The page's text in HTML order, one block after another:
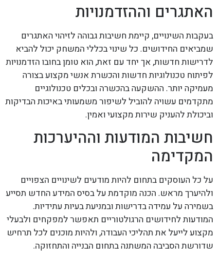
האתגרים וההזדמנויות
בעקבות השינויים, קיימת חשיבות גבוהה לזיהוי האתגרים
שמביאים החידושים. כל שינוי בכללי המשחק יכול להביא
לדרישות חדשות, אך יחד עם זאת, הוא טומן בחובו הזדמנויות
לפיתוח טכנולוגיות חדשות והכשרת אנשי מקצוע בצורה
מעמיקה יותר. ההשקעה בהכשרה ובכלים טכנולוגיים
מתקדמים עשויה להוביל לשיפור משמעותי באיכות הבדיקות
וביכולת להעניק שירות מקצועי ואמין.
חשיבות המודעות וההיערכות
המקדימה
על כל העוסקים בתחום להיות מודעים לשינויים הצפויים
ולהיערך מראש. הכנה מוקדמת על בסיס המידע החדש תסייע
בשמירה על עמידה בדרישות ובמניעת בעיות עתידיות.
המודעות לחידושים הרגולטוריים תאפשר למפקחים ולבעלי
מקצוע לייעל את תהליכי העבודה, ולהיות מוכנים לכל תרחיש
שדורשת הסביבה המשתנה בתחום הבנייה והתחזוקה.